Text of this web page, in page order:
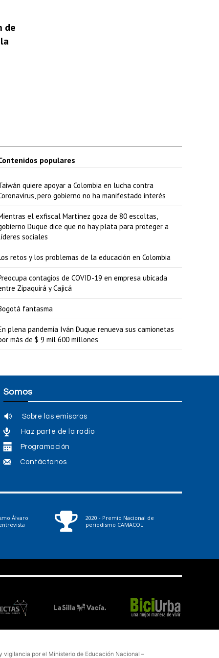
u
e
n
t
a
o
d
i
s
i
r
e
v
o
u
e
de
populares
quiere apoyar a Colombia en lucha contra
pero gobierno no ha manifestado interés
el exfiscal Martínez goza de 80 escoltas,
Duque dice que no hay plata para proteger a
sociales
retos y los problemas de la educación en Colombia
contagios de COVID-19 en empresa ubicada
Zipaquirá y Cajicá
fantasma
plena pandemia Iván Duque renueva sus camionetas
más de $ 9 mil 600 millones
Somos
Sobre las emisoras
Haz parte de la radio
Programación
Contáctanos
Álvaro
2020 - Premio Nacional de
periodismo CAMACOL
vigilancia por el Ministerio de Educación Nacional –